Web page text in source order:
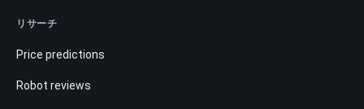
リサーチ
Price predictions
Robot reviews